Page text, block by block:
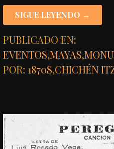
SIGUE LEYENDO →
PUBLICADO EN:
EVENTOS,MAYAS,
POR:1870S,CHICHÉN